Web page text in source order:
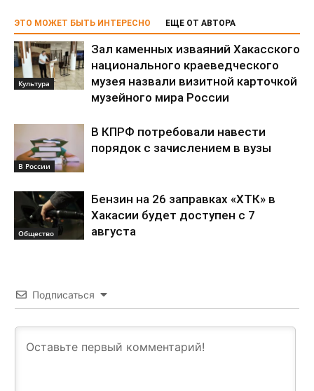
ЭТО МОЖЕТ БЫТЬ ИНТЕРЕСНО ЕЩЕ ОТ АВТОРА
Культура
Зал каменных изваяний Хакасского
национального краеведческого
музея назвали визитной карточкой
музейного мира России
В России
В КПРФ потребовали навести
порядок с зачислением в вузы
Общество
Бензин на 26 заправках «ХТК» в
Хакасии будет доступен с 7
августа
Подписаться